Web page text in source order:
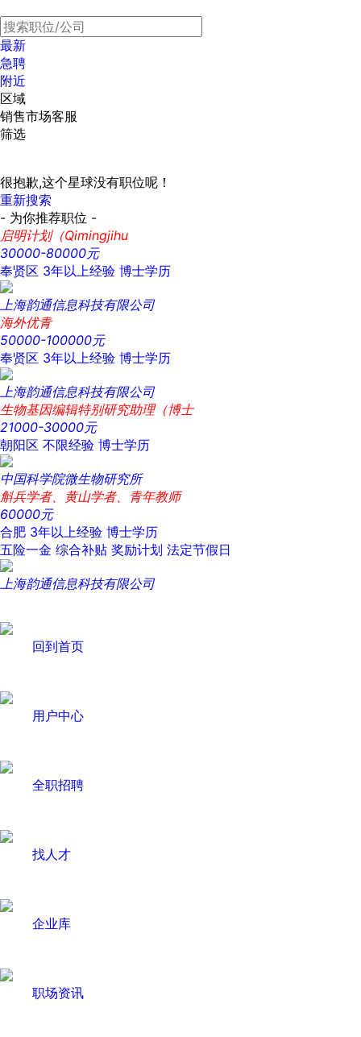
最新
急聘
附近
区域
销售市场客服
筛选
很抱歉,这个星球没有职位呢！
重新搜索
- 为你推荐职位 -
启明计划（Qimingjihu
30000-80000元
奉贤区 3年以上经验 博士学历
上海韵通信息科技有限公司
海外优青
50000-100000元
奉贤区 3年以上经验 博士学历
上海韵通信息科技有限公司
生物基因编辑特别研究助理（博士
21000-30000元
朝阳区 不限经验 博士学历
中国科学院微生物研究所
斛兵学者、黄山学者、青年教师
60000元
合肥 3年以上经验 博士学历
五险一金 综合补贴 奖励计划 法定节假日
上海韵通信息科技有限公司
回到首页
用户中心
全职招聘
找人才
企业库
职场资讯